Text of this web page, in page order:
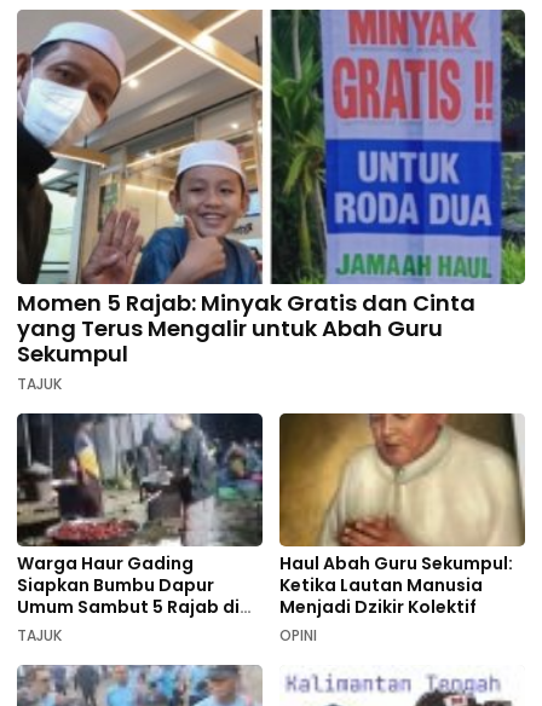
Momen 5 Rajab: Minyak Gratis dan Cinta
yang Terus Mengalir untuk Abah Guru
Sekumpul
TAJUK
Warga Haur Gading
Siapkan Bumbu Dapur
Umum Sambut 5 Rajab di
Sekumpul
TAJUK
Haul Abah Guru Sekumpul:
Ketika Lautan Manusia
Menjadi Dzikir Kolektif
OPINI